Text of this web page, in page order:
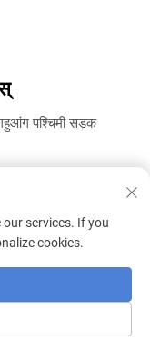
पश्चिमी सड़क
services. If you
cookies.